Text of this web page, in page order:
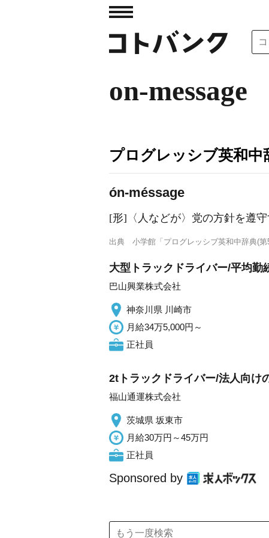
on-message
プログレッシブ英和中
ón-méssage
[形] 〈人などが〉党の方針を遵
出典 小学館「プログレッシブ英和中辞典(第
大型トラックドライバー/平均
巴山興業株式会社
神奈川県 川崎市
月給34万5,000円～
正社員
2tトラックドライバー/法人向け
福山通運株式会社
茨城県 坂東市
月給30万円～45万円
正社員
Sponsored by